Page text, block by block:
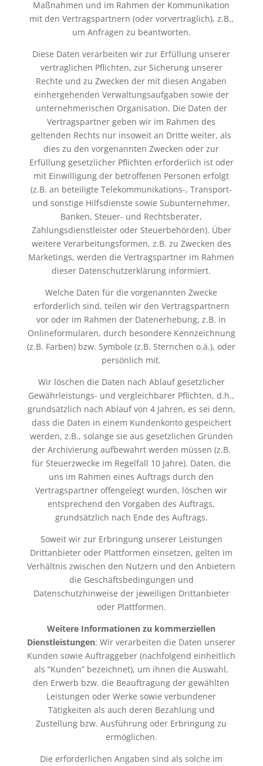
Maßnahmen und im Rahmen der Kommunikation
mit den Vertragspartnern (oder vorvertraglich), z.B.,
um Anfragen zu beantworten.
Diese Daten verarbeiten wir zur Erfüllung unserer
vertraglichen Pflichten, zur Sicherung unserer
Rechte und zu Zwecken der mit diesen Angaben
einhergehenden Verwaltungsaufgaben sowie der
unternehmerischen Organisation. Die Daten der
Vertragspartner geben wir im Rahmen des
geltenden Rechts nur insoweit an Dritte weiter, als
dies zu den vorgenannten Zwecken oder zur
Erfüllung gesetzlicher Pflichten erforderlich ist oder
mit Einwilligung der betroffenen Personen erfolgt
(z.B. an beteiligte Telekommunikations-, Transport-
und sonstige Hilfsdienste sowie Subunternehmer,
Banken, Steuer- und Rechtsberater,
Zahlungsdienstleister oder Steuerbehörden). Über
weitere Verarbeitungsformen, z.B. zu Zwecken des
Marketings, werden die Vertragspartner im Rahmen
dieser Datenschutzerklärung informiert.
Welche Daten für die vorgenannten Zwecke
erforderlich sind, teilen wir den Vertragspartnern
vor oder im Rahmen der Datenerhebung, z.B. in
Onlineformularen, durch besondere Kennzeichnung
(z.B. Farben) bzw. Symbole (z.B. Sternchen o.ä.), oder
persönlich mit.
Wir löschen die Daten nach Ablauf gesetzlicher
Gewährleistungs- und vergleichbarer Pflichten, d.h.,
grundsätzlich nach Ablauf von 4 Jahren, es sei denn,
dass die Daten in einem Kundenkonto gespeichert
werden, z.B., solange sie aus gesetzlichen Gründen
der Archivierung aufbewahrt werden müssen (z.B.
für Steuerzwecke im Regelfall 10 Jahre). Daten, die
uns im Rahmen eines Auftrags durch den
Vertragspartner offengelegt wurden, löschen wir
entsprechend den Vorgaben des Auftrags,
grundsätzlich nach Ende des Auftrags.
Soweit wir zur Erbringung unserer Leistungen
Drittanbieter oder Plattformen einsetzen, gelten im
Verhältnis zwischen den Nutzern und den Anbietern
die Geschäftsbedingungen und
Datenschutzhinweise der jeweiligen Drittanbieter
oder Plattformen.
Weitere Informationen zu kommerziellen
Dienstleistungen: Wir verarbeiten die Daten unserer
Kunden sowie Auftraggeber (nachfolgend einheitlich
als “Kunden” bezeichnet), um ihnen die Auswahl,
den Erwerb bzw. die Beauftragung der gewählten
Leistungen oder Werke sowie verbundener
Tätigkeiten als auch deren Bezahlung und
Zustellung bzw. Ausführung oder Erbringung zu
ermöglichen.
Die erforderlichen Angaben sind als solche im